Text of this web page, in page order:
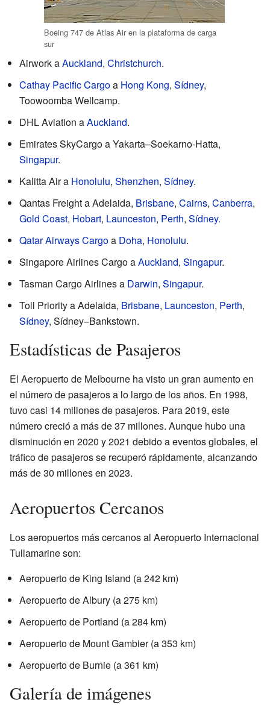
Boeing 747 de Atlas Air en la plataforma de carga
sur
Airwork aAuckland, Christchurch.
Cathay Pacific Cargoa Hong Kong, Sídney,
Toowoomba Wellcamp.
DHL Aviation aAuckland.
Emirates SkyCargo a Yakarta–Soekarno-Hatta,
Singapur.
Kalitta Air a Honolulu, Shenzhen, Sídney.
Qantas Freight a Adelaida, Brisbane, Cairns, Canberra,
Gold Coast, Hobart, Launceston, Perth, Sídney.
Qatar Airways Cargoa Doha, Honolulu.
Singapore Airlines Cargo aAuckland, Singapur.
Tasman Cargo Airlines a Darwin, Singapur.
Toll Priority a Adelaida, Brisbane, Launceston, Perth,
Sídney, Sídney–Bankstown.
Estadísticas de Pasajeros
El Aeropuerto de Melbourne ha visto un gran aumento en
el número de pasajeros a lo largo de los años. En 1998,
tuvo casi 14 millones de pasajeros. Para 2019, este
número creció a más de 37 millones. Aunque hubo una
disminución en 2020 y 2021 debido a eventos globales, el
tráfico de pasajeros se recuperó rápidamente, alcanzando
más de 30 millones en 2023.
Aeropuertos Cercanos
Los aeropuertos más cercanos al Aeropuerto Internacional
Tullamarine son:
Aeropuerto de King Island (a 242 km)
Aeropuerto de Albury (a 275 km)
Aeropuerto de Portland (a 284 km)
Aeropuerto de Mount Gambier (a 353 km)
Aeropuerto de Burnie (a 361 km)
Galería de imágenes